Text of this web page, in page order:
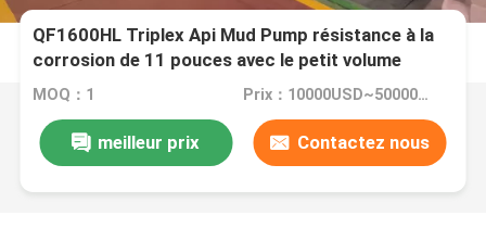
QF1600HL Triplex Api Mud Pump résistance à la
corrosion de 11 pouces avec le petit volume
MOQ：1 Prix：10000USD~50000USD
meilleur prix Contactez nous